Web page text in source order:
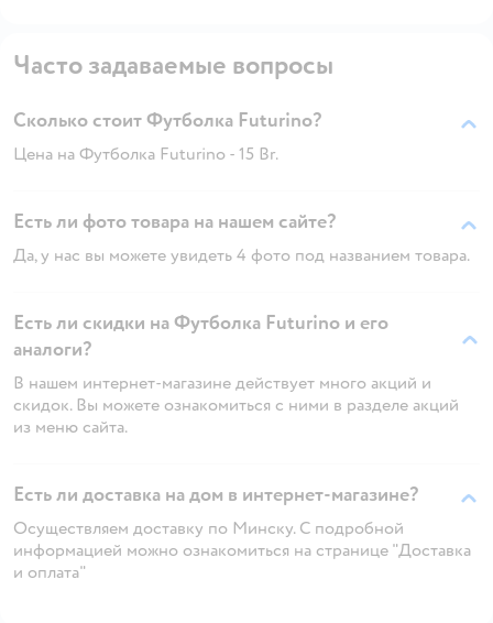
Часто задаваемые вопросы
Сколько стоит Футболка Futurino?
Цена на Футболка Futurino - 15 Br.
Есть ли фото товара на нашем сайте?
Да, у нас вы можете увидеть 4 фото под названием товара.
Есть ли скидки на Футболка Futurino и его
аналоги?
В нашем интернет-магазине действует много акций и
скидок. Вы можете ознакомиться с ними в разделе акций
из меню сайта.
Есть ли доставка на дом в интернет-магазине?
Осуществляем доставку по Минску. С подробной
информацией можно ознакомиться на странице "Доставка
и оплата"